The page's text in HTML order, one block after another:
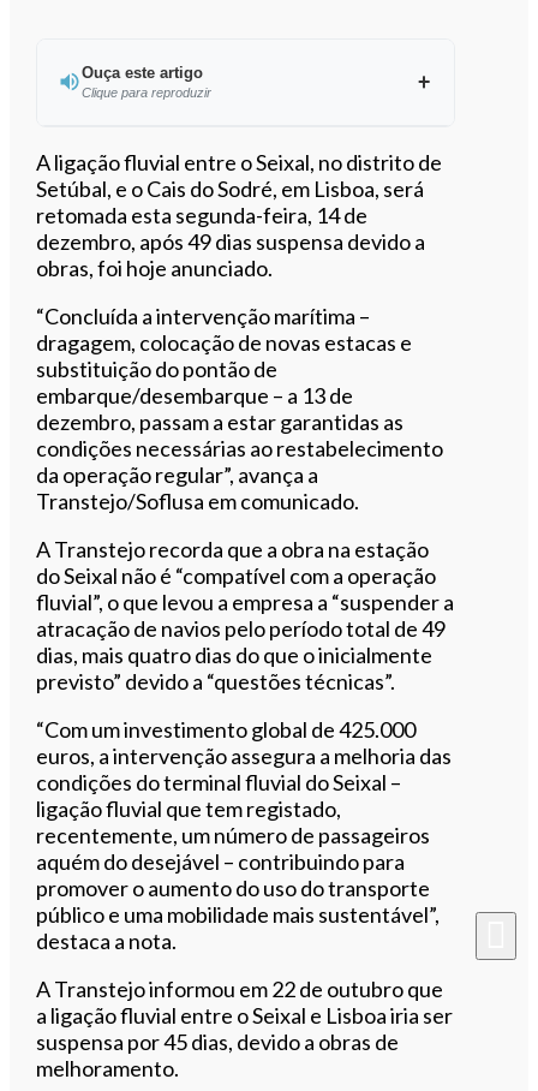
Ouça este artigo
Clique para reproduzir
Ouvir este artigo
A ligação fluvial entre o Seixal, no distrito de
Setúbal, e o Cais do Sodré, em Lisboa, será
retomada esta segunda-feira, 14 de
dezembro, após 49 dias suspensa devido a
obras, foi hoje anunciado.
“Concluída a intervenção marítima –
dragagem, colocação de novas estacas e
substituição do pontão de
embarque/desembarque – a 13 de
dezembro, passam a estar garantidas as
condições necessárias ao restabelecimento
da operação regular”, avança a
Transtejo/Soflusa em comunicado.
A Transtejo recorda que a obra na estação
do Seixal não é “compatível com a operação
fluvial”, o que levou a empresa a “suspender a
atracação de navios pelo período total de 49
dias, mais quatro dias do que o inicialmente
previsto” devido a “questões técnicas”.
“Com um investimento global de 425.000
euros, a intervenção assegura a melhoria das
condições do terminal fluvial do Seixal –
ligação fluvial que tem registado,
recentemente, um número de passageiros
aquém do desejável – contribuindo para
promover o aumento do uso do transporte
público e uma mobilidade mais sustentável”,
destaca a nota.
A Transtejo informou em 22 de outubro que
a ligação fluvial entre o Seixal e Lisboa iria ser
suspensa por 45 dias, devido a obras de
melhoramento.